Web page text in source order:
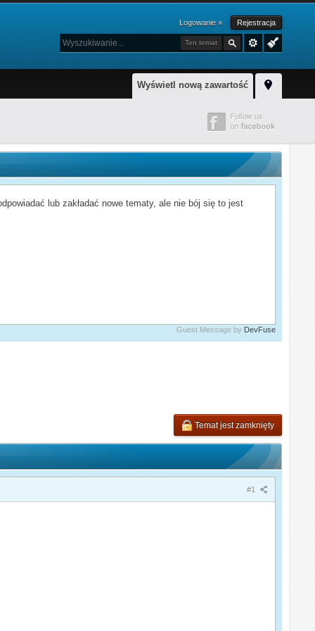
Logowanie » Rejestracja
Ten temat
Wyświetl nową zawartość
lub zakładać nowe tematy, ale nie bój się to jest
Guest Message by DevFuse
Temat jest zamknięty
#1